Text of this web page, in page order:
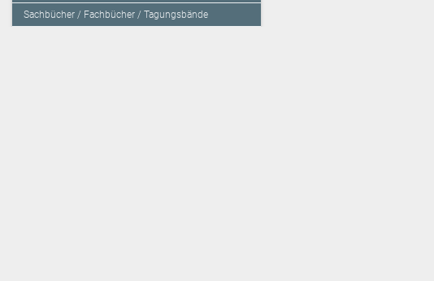
Sachbücher / Fachbücher / Tagungsbände